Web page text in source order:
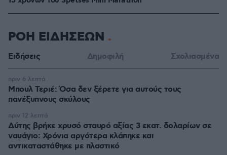
ΡΟΗ ΕΙΔΗΣΕΩΝ
Ειδήσεις Δημοφιλή Σχολιασμένα
Μπουλ Τεριέ: Όσα δεν ξέρετε για αυτούς τους
πανέξυπνους σκύλους
πριν 6 λεπτά
Δύτης βρήκε χρυσό σταυρό αξίας 3 εκατ. δολαρίων σε
ναυάγιο: Χρόνια αργότερα κλάπηκε και
αντικαταστάθηκε με πλαστικό
πριν 12 λεπτά